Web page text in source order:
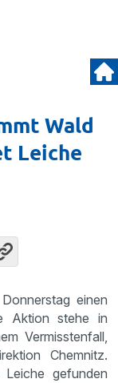
Wald
Leiche
einen
Aktion stehe in
Vermisstenfall,
Chemnitz.
gefunden